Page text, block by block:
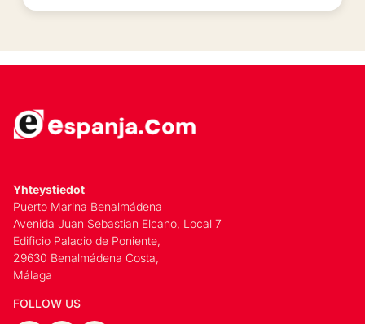
Yhteystiedot
Puerto Marina Benalmádena
Avenida Juan Sebastian Elcano, Local 7
Edificio Palacio de Poniente,
29630 Benalmádena Costa,
Málaga
FOLLOW US